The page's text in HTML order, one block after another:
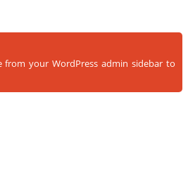
your WordPress admin sidebar to